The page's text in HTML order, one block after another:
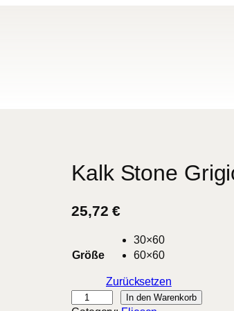
Kalk Stone
25,72€
Größe
30×60
60×60
Zurücksetzen
In den Warenkorb